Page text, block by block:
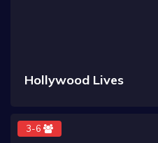
Hollywood Lives
3-6